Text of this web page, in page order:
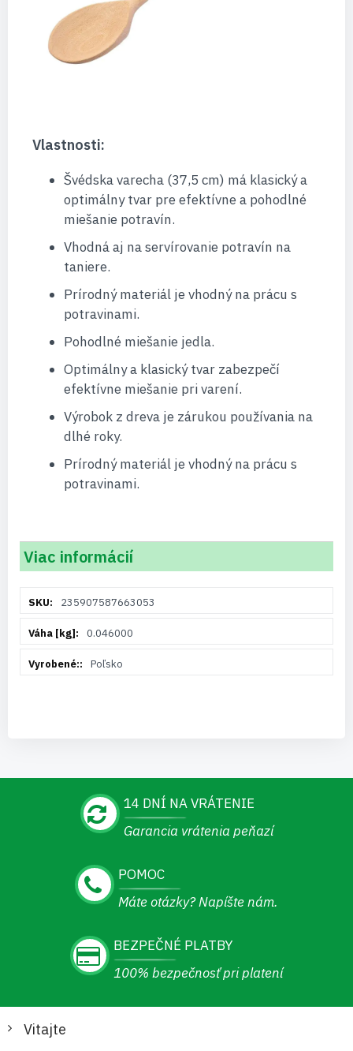
Vlastnosti:
Švédska varecha (37,5 cm) má klasický a
optimálny tvar pre efektívne a pohodlné
miešanie potravín.
Vhodná aj na servírovanie potravín na
taniere.
Prírodný materiál je vhodný na prácu s
potravinami.
Pohodlné miešanie jedla.
Optimálny a klasický tvar zabezpečí
efektívne miešanie pri varení.
Výrobok z dreva je zárukou používania na
dlhé roky.
Prírodný materiál je vhodný na prácu s
potravinami.
Viac informácií
informácií235907587663053
0.046000
Poľsko
14 DNÍ NA VRÁTENIE
Garancia vrátenia peňazí
POMOC
Máte otázky? Napíšte nám.
BEZPEČNÉ PLATBY
100% bezpečnosť pri platení
Vitajte